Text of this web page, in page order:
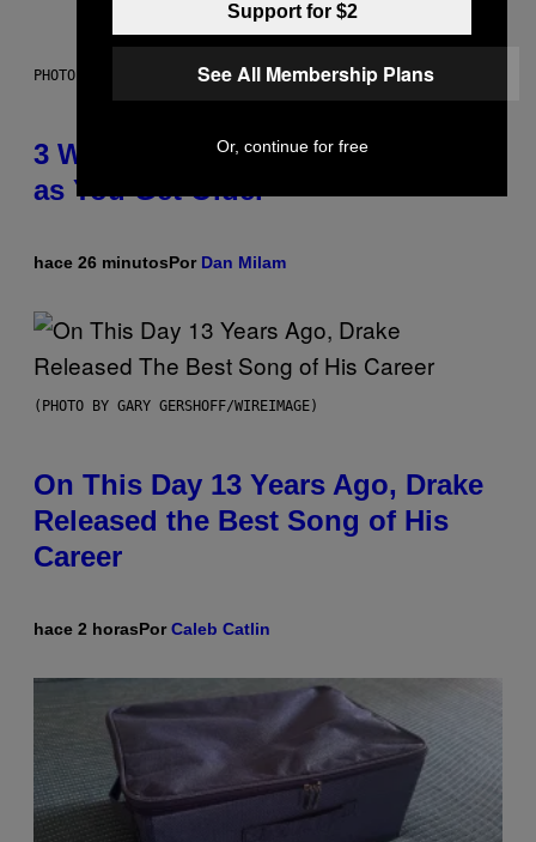
PHOTO ILLUSTRATION BY IAN WALDIE/GETTY IMAGES
3 Ways Your Music Taste Changes
as You Get Older
hace 26 minutosPor Dan Milam
(PHOTO BY GARY GERSHOFF/WIREIMAGE)
On This Day 13 Years Ago, Drake
Released the Best Song of His
Career
hace 2 horasPorCaleb Catlin
Support for $2
See All Membership Plans
Or, continue for free